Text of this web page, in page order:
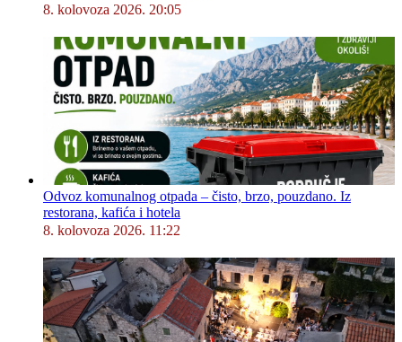
8. kolovoza 2026. 20:05
Odvoz komunalnog otpada – čisto, brzo, pouzdano. Iz
restorana, kafića i hotela
8. kolovoza 2026. 11:22